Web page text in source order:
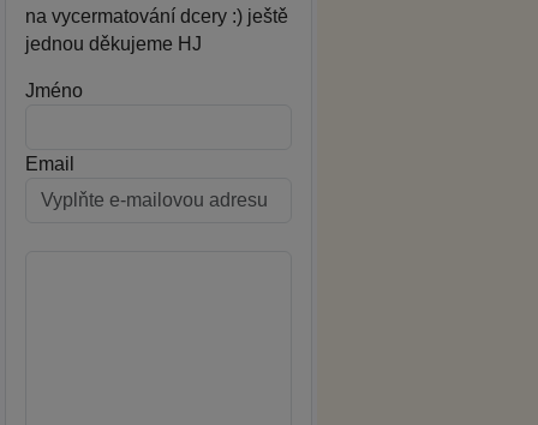
na vycermatování dcery :) ještě
jednou děkujeme HJ
Jméno
Email